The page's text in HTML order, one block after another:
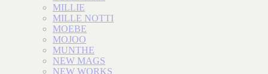
MILLIE
MILLE NOTTI
MOEBE
MOJOO
MUNTHE
NEW MAGS
NEW WORKS